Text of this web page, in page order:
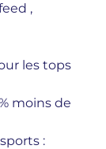
,
les tops
moins de
: